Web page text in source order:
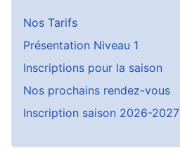
Nos Tarifs
Présentation Niveau 1
Inscriptions pour la saison
Nos prochains rendez-vous
Inscription saison 2026-2027